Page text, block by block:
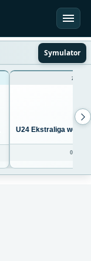
Symulator
U24 Ekstraliga we